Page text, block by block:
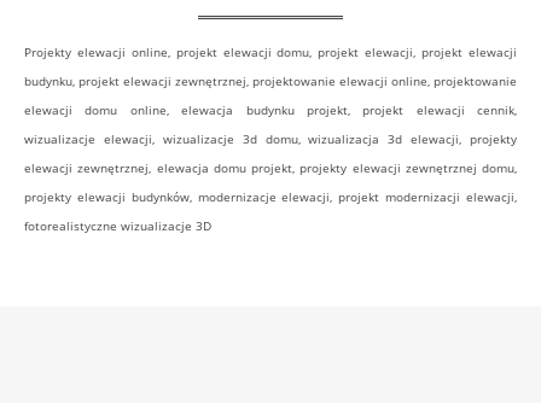
Projekty elewacji online, projekt elewacji domu, projekt elewacji, projekt elewacji
budynku, projekt elewacji zewnętrznej, projektowanie elewacji online, projektowanie
elewacji domu online, elewacja budynku projekt, projekt elewacji cennik,
wizualizacje elewacji, wizualizacje 3d domu, wizualizacja 3d elewacji, projekty
elewacji zewnętrznej, elewacja domu projekt, projekty elewacji zewnętrznej domu,
projekty elewacji budynków, modernizacje elewacji, projekt modernizacji elewacji,
fotorealistyczne wizualizacje 3D